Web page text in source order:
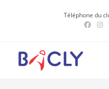
Téléphone du